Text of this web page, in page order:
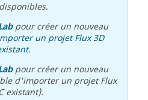
pour créer un nouveau
un projet Flux 3D
.
pour créer un nouveau
d'importer un projet Flux
existant).